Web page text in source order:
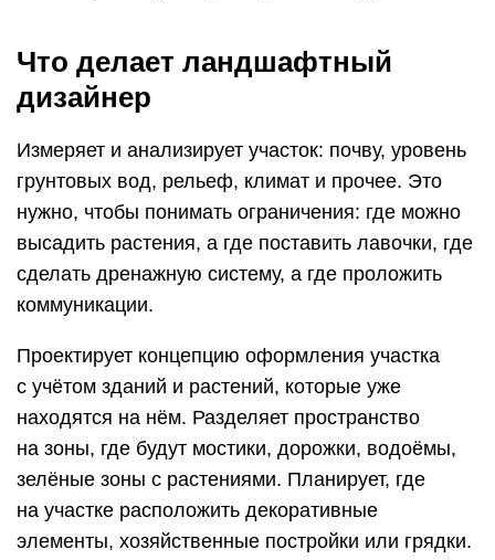
Что делает ландшафтный
дизайнер
Измеряет и анализирует участок: почву, уровень
грунтовых вод, рельеф, климат и прочее. Это
нужно, чтобы понимать ограничения: где можно
высадить растения, а где поставить лавочки, где
сделать дренажную систему, а где проложить
коммуникации.
Проектирует концепцию оформления участка
с учётом зданий и растений, которые уже
находятся на нём. Разделяет пространство
на зоны, где будут мостики, дорожки, водоёмы,
зелёные зоны с растениями. Планирует, где
на участке расположить декоративные
элементы, хозяйственные постройки или грядки.